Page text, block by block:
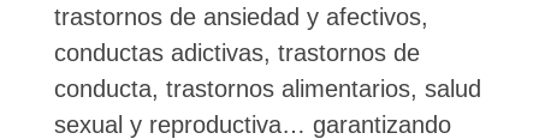
trastornos de ansiedad y afectivos,
conductas adictivas, trastornos de
conducta, trastornos alimentarios, salud
sexual y reproductiva… garantizando